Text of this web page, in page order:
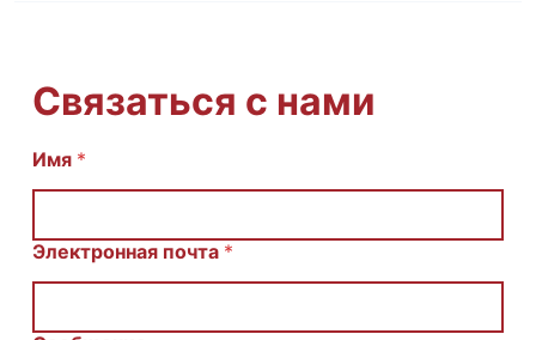
Связаться с нами
Имя *
С
щ
Электронная почта *